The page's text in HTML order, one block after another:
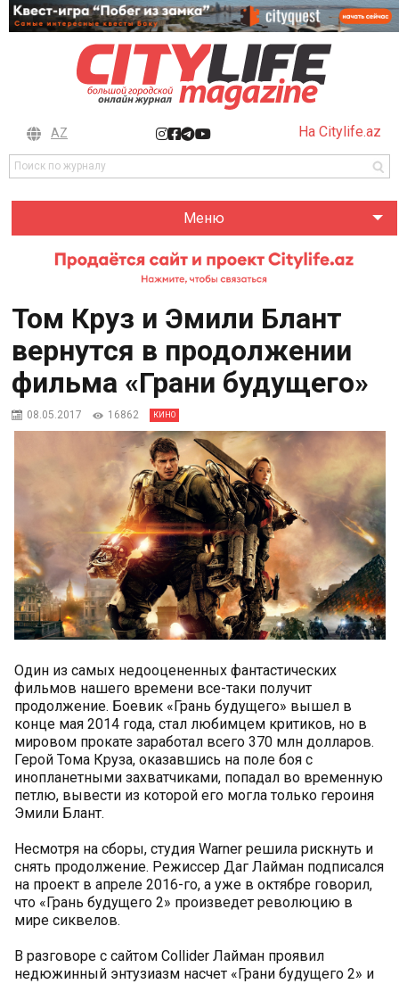
AZ На Citylife.az
Меню
Том Круз и Эмили Блант
вернутся в продолжении
фильма «Грани будущего»
08.05.2017 16862 КИНО
Один из самых недооцененных фантастических
фильмов нашего времени все-таки получит
продолжение. Боевик «Грань будущего» вышел в
конце мая 2014 года, стал любимцем критиков, но в
мировом прокате заработал всего 370 млн долларов.
Герой Тома Круза, оказавшись на поле боя с
инопланетными захватчиками, попадал во временную
петлю, вывести из которой его могла только героиня
Эмили Блант.
Несмотря на сборы, студия Wаrner решила рискнуть и
снять продолжение. Режиссер Даг Лайман подписался
на проект в апреле 2016-го, а уже в октябре говорил,
что «Грань будущего 2» произведет революцию в
мире сиквелов.
В разговоре с сайтом Collider Лайман проявил
недюжинный энтузиазм насчет «Грани будущего 2» и